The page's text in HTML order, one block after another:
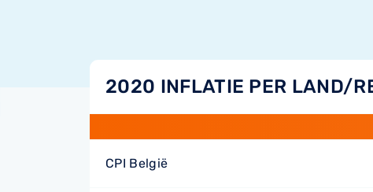
2020 INFLATIE PER LAND/
CPI België